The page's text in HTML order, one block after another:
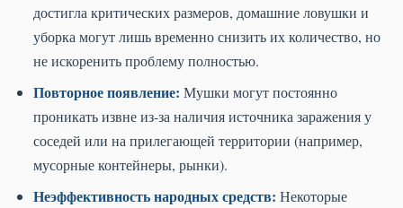
достигла критических размеров, домашние ловушки и
уборка могут лишь временно снизить их количество, но
не искоренить проблему полностью.
Повторное появление: Мушки могут постоянно
проникать извне из-за наличия источника заражения у
соседей или на прилегающей территории (например,
мусорные контейнеры, рынки).
Неэффективность народных средств: Некоторые